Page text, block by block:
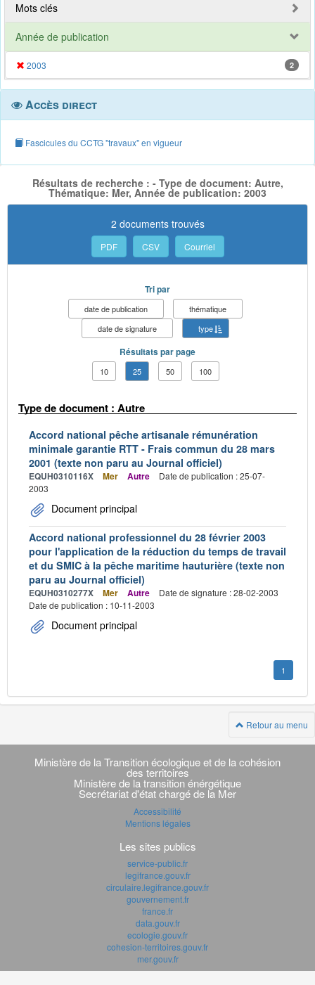
Mots clés
Année de publication
2003 2
Accès direct
Fascicules du CCTG "travaux" en vigueur
Résultats de recherche : - Type de document: Autre,
Thématique: Mer, Année de publication: 2003
2 documents trouvés
PDF CSV Courriel
Tri par
date de publication
thématique
date de signature
type
Résultats par page
10 25 50 100
Type de document : Autre
Accord national pêche artisanale rémunération
minimale garantie RTT - Frais commun du 28 mars
2001 (texte non paru au Journal officiel)
EQUH0310116X Mer Autre
Date de publication : 25-07-
2003
Document principal
Accord national professionnel du 28 février 2003
pour l'application de la réduction du temps de travail
et du SMIC à la pêche maritime hauturière (texte non
paru au Journal officiel)
EQUH0310277X Mer Autre
Date de signature : 28-02-2003
Date de publication : 10-11-2003
Document principal
1
Retour au menu
Navigation
transverse
Ministère de la Transition écologique et de la cohésion
des territoires
Ministère de la transition énérgétique
Secrétariat d'état chargé de la Mer
Accessibilité
Mentions légales
Les sites publics
service-public.fr
legifrance.gouv.fr
circulaire.legifrance.gouv.fr
gouvernement.fr
france.fr
data.gouv.fr
ecologie.gouv.fr
cohesion-territoires.gouv.fr
mer.gouv.fr